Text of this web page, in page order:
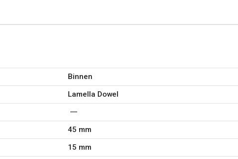
Binnen
Lamella Dowel
45 mm
15 mm